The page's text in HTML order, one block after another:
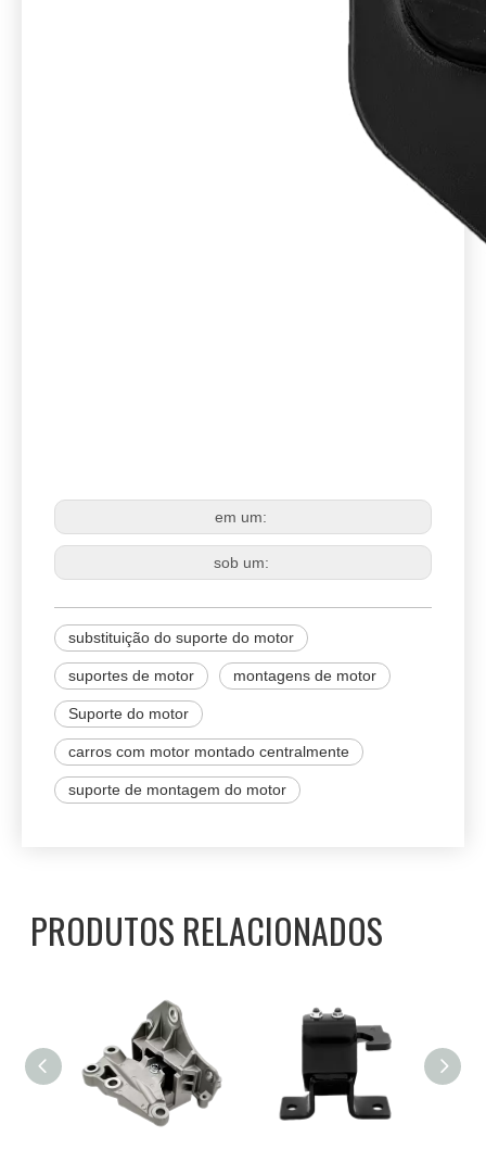
em um:
sob um:
substituição do suporte do motor
suportes de motor montagens de motor
Suporte do motor
carros com motor montado centralmente
suporte de montagem do motor
PRODUTOS RELACIONADOS